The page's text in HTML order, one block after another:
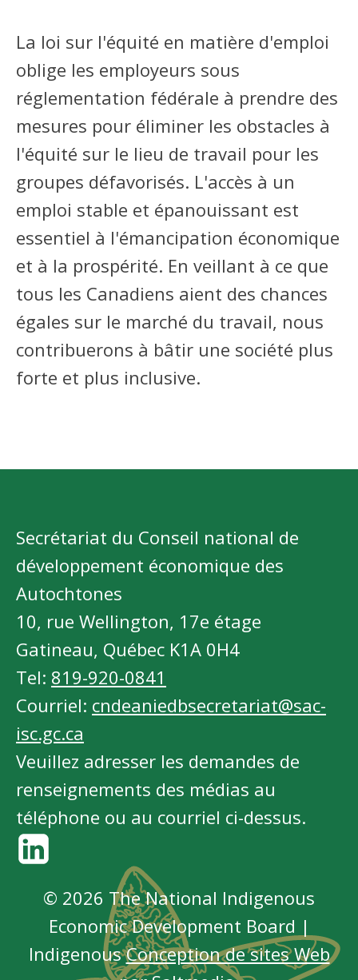
La loi sur l'équité en matière d'emploi
oblige les employeurs sous
réglementation fédérale à prendre des
mesures pour éliminer les obstacles à
l'équité sur le lieu de travail pour les
groupes défavorisés. L'accès à un
emploi stable et épanouissant est
essentiel à l'émancipation économique
et à la prospérité. En veillant à ce que
tous les Canadiens aient des chances
égales sur le marché du travail, nous
contribuerons à bâtir une société plus
forte et plus inclusive.
Secrétariat du Conseil national de
développement économique des
Autochtones
10, rue Wellington, 17e étage
Gatineau, Québec K1A 0H4
Tel: 819-920-0841
Courriel: cndeaniedbsecretariat@sac-
isc.gc.ca
Veuillez adresser les demandes de
renseignements des médias au
téléphone ou au courriel ci-dessus.
© 2026 The National Indigenous
Economic Development Board |
IndigenousConception de sites Web